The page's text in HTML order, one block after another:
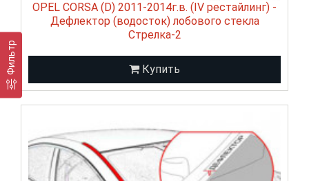
Фильтр
OPEL CORSA (D) 2011-2014г.в. (IV рестайлинг) -
Дефлектор (водосток) лобового стекла
Стрелка-2
Купить